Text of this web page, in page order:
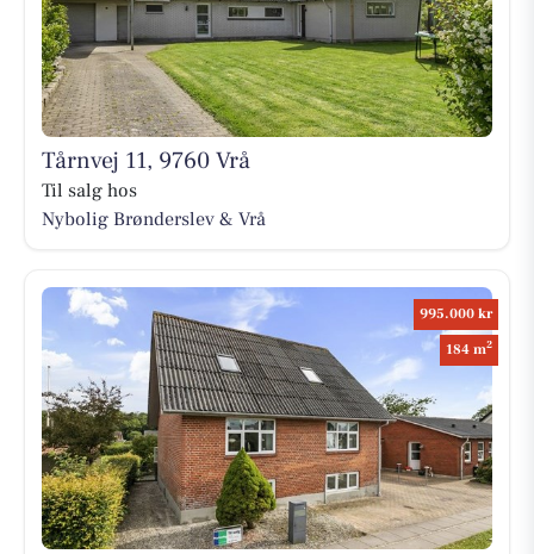
Tårnvej 11, 9760 Vrå
Til salg hos
Nybolig Brønderslev & Vrå
995.000 kr
184 m2